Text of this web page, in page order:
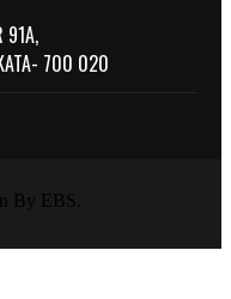
91A,
700 020
By EBS.